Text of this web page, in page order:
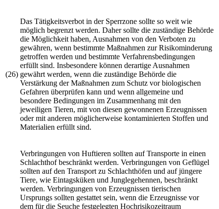
(26)
Das Tätigkeitsverbot in der Sperrzone sollte so weit wie
möglich begrenzt werden. Daher sollte die zuständige Behörde
die Möglichkeit haben, Ausnahmen von den Verboten zu
gewähren, wenn bestimmte Maßnahmen zur Risikominderung
getroffen werden und bestimmte Verfahrensbedingungen
erfüllt sind. Insbesondere können derartige Ausnahmen
gewährt werden, wenn die zuständige Behörde die
Verstärkung der Maßnahmen zum Schutz vor biologischen
Gefahren überprüfen kann und wenn allgemeine und
besondere Bedingungen im Zusammenhang mit den
jeweiligen Tieren, mit von diesen gewonnenen Erzeugnissen
oder mit anderen möglicherweise kontaminierten Stoffen und
Materialien erfüllt sind.
Verbringungen von Huftieren sollten auf Transporte in einen
Schlachthof beschränkt werden. Verbringungen von Geflügel
sollten auf den Transport zu Schlachthöfen und auf jüngere
Tiere, wie Eintagsküken und Junglegehennen, beschränkt
werden. Verbringungen von Erzeugnissen tierischen
Ursprungs sollten gestattet sein, wenn die Erzeugnisse vor
dem für die Seuche festgelegten Hochrisikozeitraum